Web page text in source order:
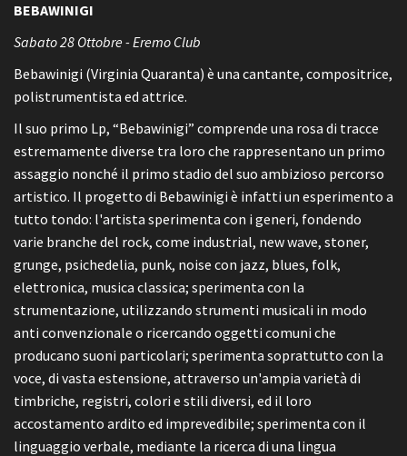
BEBAWINIGI
Sabato 28 Ottobre - Eremo Club
Bebawinigi (Virginia Quaranta) è una cantante, compositrice,
polistrumentista ed attrice.
Il suo primo Lp, “Bebawinigi” comprende una rosa di tracce
estremamente diverse tra loro che rappresentano un primo
assaggio nonché il primo stadio del suo ambizioso percorso
artistico. Il progetto di Bebawinigi è infatti un esperimento a
tutto tondo: l'artista sperimenta con i generi, fondendo
varie branche del rock, come industrial, new wave, stoner,
grunge, psichedelia, punk, noise con jazz, blues, folk,
elettronica, musica classica; sperimenta con la
strumentazione, utilizzando strumenti musicali in modo
anti convenzionale o ricercando oggetti comuni che
producano suoni particolari; sperimenta soprattutto con la
voce, di vasta estensione, attraverso un'ampia varietà di
timbriche, registri, colori e stili diversi, ed il loro
accostamento ardito ed imprevedibile; sperimenta con il
linguaggio verbale, mediante la ricerca di una lingua